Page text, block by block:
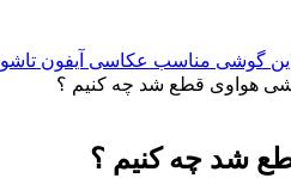
گوشی مناسب عکاسی آیفون تاشو
هواوی قطع شد چه کنیم ؟
شد چه کنیم ؟